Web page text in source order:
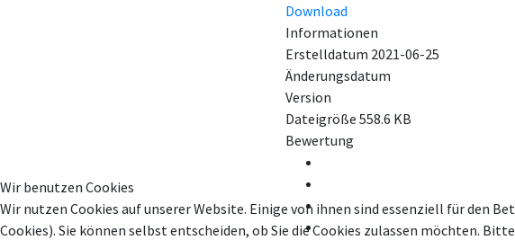
Download
Informationen
Erstelldatum 2021-06-25
Änderungsdatum
Version
Dateigröße 558.6 KB
Bewertung
Wir benutzen Cookies
Wir nutzen Cookies auf unserer Website. Einige von ihnen sind essenziell für den
Cookies). Sie können selbst entscheiden, ob Sie die Cookies zulassen möchten.